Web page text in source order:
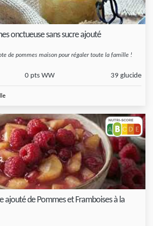
onctueuse sans sucre ajouté
de pommes maison pour régaler toute la famille !
0 pts WW 39 glucide
ajouté de Pommes et Framboises à la